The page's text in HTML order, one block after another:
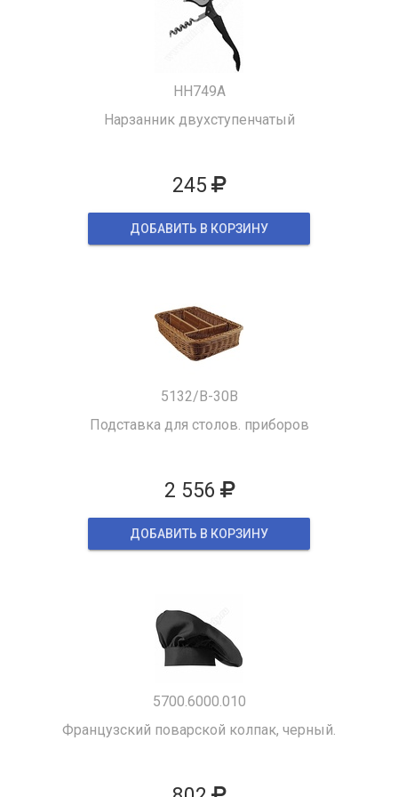
HH749A
Нарзанник двухступенчатый
245
ДОБАВИТЬ В КОРЗИНУ
5132/B-30B
Подставка для столов. приборов
2 556
ДОБАВИТЬ В КОРЗИНУ
5700.6000.010
Французский поварской колпак, черный.